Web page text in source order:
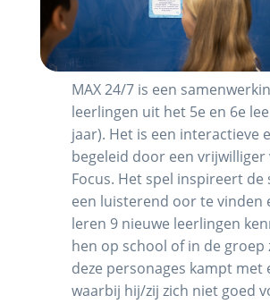
MAX 24/7 is een
leerlingen uit het 5e en 6e
jaar). Het is een interactieve
begeleid door een vrijwilliger
Focus. Het spel inspireert de
een luisterend oor te vinden
leren 9 nieuwe leerlingen
hen op school of in de groep
deze personages kampt met
waarbij hij/zij zich niet goed